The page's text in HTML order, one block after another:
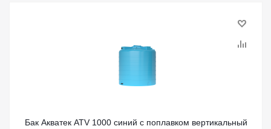
Бак Акватек ATV 1000 синий с поплавком вертикальный